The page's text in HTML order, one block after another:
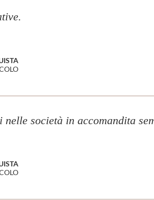
società in accomandita